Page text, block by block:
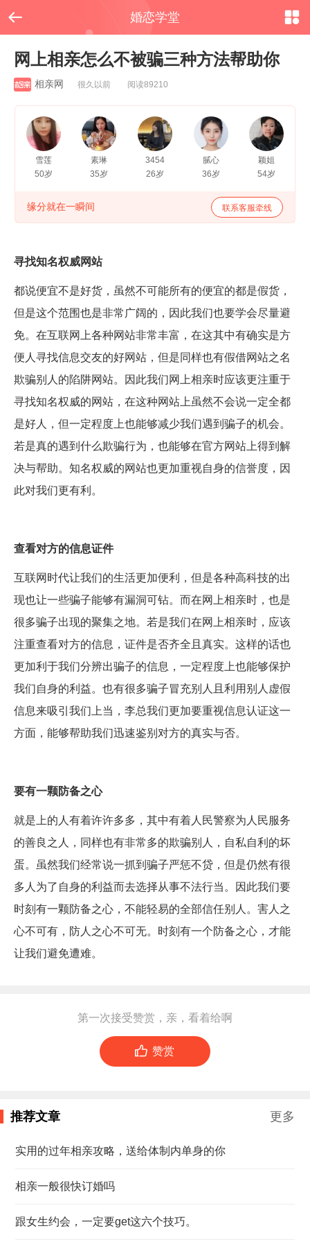
 婚恋学堂
网上相亲怎么不被骗三种方法帮助你
相亲网 很久以前 阅读89210
雪莲
50岁
素琳
35岁
3454
26岁
腻心
36岁
颖姐
54岁
缘分就在一瞬间 联系客服牵线
寻找知名权威网站
都说便宜不是好货，虽然不可能所有的便宜的都是假货，
但是这个范围也是非常广阔的，因此我们也要学会尽量避
免。在互联网上各种网站非常丰富，在这其中有确实是方
便人寻找信息交友的好网站，但是同样也有假借网站之名
欺骗别人的陷阱网站。因此我们网上相亲时应该更注重于
寻找知名权威的网站，在这种网站上虽然不会说一定全都
是好人，但一定程度上也能够减少我们遇到骗子的机会。
若是真的遇到什么欺骗行为，也能够在官方网站上得到解
决与帮助。知名权威的网站也更加重视自身的信誉度，因
此对我们更有利。
查看对方的信息证件
互联网时代让我们的生活更加便利，但是各种高科技的出
现也让一些骗子能够有漏洞可钻。而在网上相亲时，也是
很多骗子出现的聚集之地。若是我们在网上相亲时，应该
注重查看对方的信息，证件是否齐全且真实。这样的话也
更加利于我们分辨出骗子的信息，一定程度上也能够保护
我们自身的利益。也有很多骗子冒充别人且利用别人虚假
信息来吸引我们上当，李总我们更加要重视信息认证这一
方面，能够帮助我们迅速鉴别对方的真实与否。
要有一颗防备之心
就是上的人有着许许多多，其中有着人民警察为人民服务
的善良之人，同样也有非常多的欺骗别人，自私自利的坏
蛋。虽然我们经常说一抓到骗子严惩不贷，但是仍然有很
多人为了自身的利益而去选择从事不法行当。因此我们要
时刻有一颗防备之心，不能轻易的全部信任别人。害人之
心不可有，防人之心不可无。时刻有一个防备之心，才能
让我们避免遭难。
第一次接受赞赏，亲，看着给啊
 赞赏
推荐文章 更多
实用的过年相亲攻略，送给体制内单身的你
相亲一般很快订婚吗
跟女生约会，一定要get这六个技巧。
